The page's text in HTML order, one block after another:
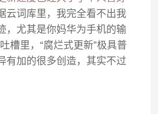
云词库里，我完全看不出我
，尤其是你妈华为手机的输
槽里，“腐烂式更新”极具普
有加的很多创造，其实不过